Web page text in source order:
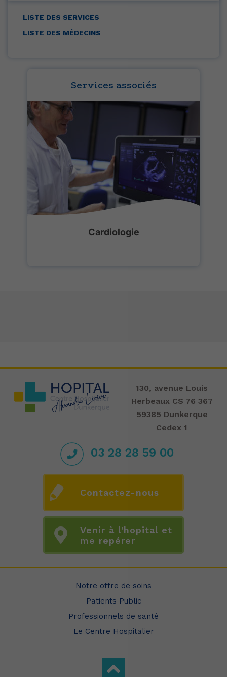
LISTE DES SERVICES
LISTE DES MÉDECINS
Services associés
Cardiologie
130, avenue Louis
Herbeaux CS 76 367
59385 Dunkerque
Cedex 1
03 28 28 59 00
Contactez-nous
Venir à l'hopital et
me repérer
Notre offre de soins
Patients Public
Professionnels de santé
Le Centre Hospitalier